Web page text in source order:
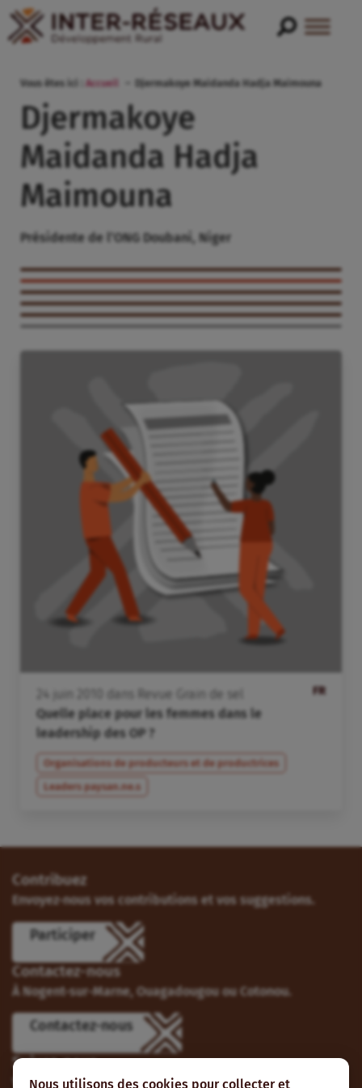
Nous utilisons des cookies pour collecter et
Vous êtes ici : Accueil Djermakoye Maidanda Hadja Maimouna
Djermakoye
Maidanda Hadja
Maimouna
Présidente de l’ONG Doubani, Niger
FR
dans
Revue Grain de sel
Quelle place pour les femmes dans le
leadership des OP ?
Organisations de producteurs et de productrices
Leaders paysan.ne.s
Contribuez
Envoyez-nous vos contributions et vos suggestions.
Participer
Contactez-nous
À Nogent-sur-Marne, Ouagadougou ou Cotonou.
Contactez-nous
Suivez-nous
Vous pouvez aussi vous abonner à nos flux RSS et nous